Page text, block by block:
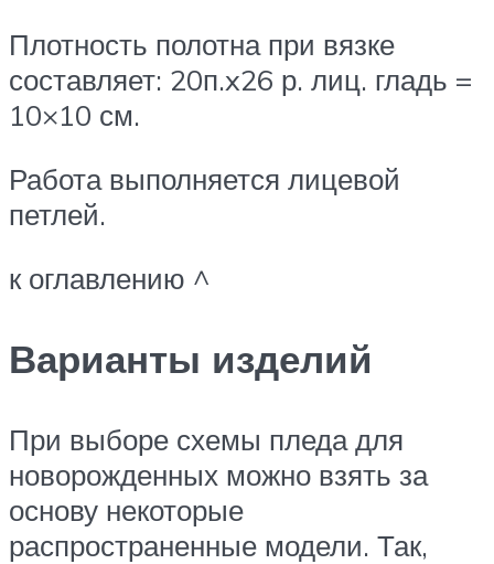
Плотность полотна при вязке
составляет: 20п.x26 р. лиц. гладь =
10×10 см.
Работа выполняется лицевой
петлей.
к оглавлению ^
Варианты изделий
При выборе схемы пледа для
новорожденных можно взять за
основу некоторые
распространенные модели. Так,